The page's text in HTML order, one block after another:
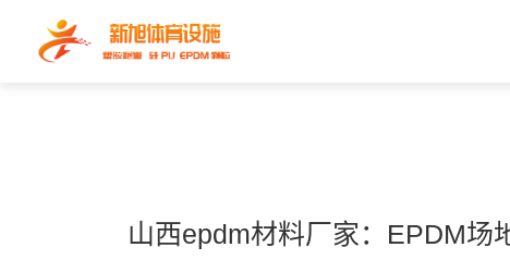
山西epdm材料厂家：EPDM场